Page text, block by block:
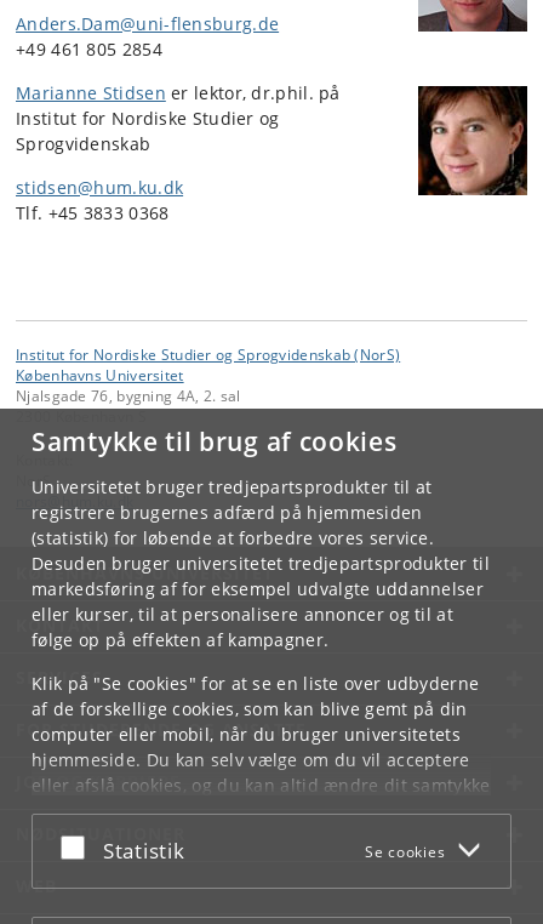
Samtykke til brug af cookies
Universitetet bruger tredjepartsprodukter til at
registrere brugernes adfærd på hjemmesiden
(statistik) for løbende at forbedre vores service.
Desuden bruger universitetet tredjepartsprodukter til
markedsføring af for eksempel udvalgte uddannelser
eller kurser, til at personalisere annoncer og til at
følge op på effekten af kampagner.
Klik på "Se cookies" for at se en liste over udbyderne
af de forskellige cookies, som kan blive gemt på din
computer eller mobil, når du bruger universitetets
hjemmeside. Du kan selv vælge om du vil acceptere
eller afslå cookies, og du kan altid ændre dit samtykke
underCookie- og privatlivspolitiksom du finder i
bunden af hver side.
Acceptér eller afslå
Statistik Se cookies
Anders.Dam@uni-flensburg.de
+49 461 805 2854
Marianne Stidsen er lektor, dr.phil. på
Institut for Nordiske Studier og
Sprogvidenskab
stidsen@hum.ku.dk
Tlf. +45 3833 0368
Institut for Nordiske Studier og Sprogvidenskab (NorS)
Københavns Universitet
Njalsgade 76, bygning 4A, 2. sal
NorS
KØBENHAVNS UNIVERSITET
KONTAKT
SERVICES
FOR STUDERENDE OG ANSATTE
JOB OG KARRIERE
NØDSITUATIONER
WEB